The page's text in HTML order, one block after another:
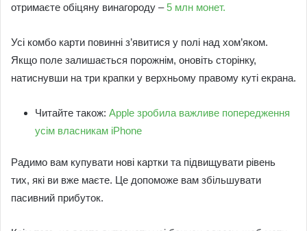
отримаєте обіцяну винагороду – 5 млн монет.
Усі комбо карти повинні з’явитися у полі над хом’яком.
Якщо поле залишається порожнім, оновіть сторінку,
натиснувши на три крапки у верхньому правому куті екрана.
Читайте також: Apple зробила важливе попередження
усім власникам iPhone
Радимо вам купувати нові картки та підвищувати рівень
тих, які ви вже маєте. Це допоможе вам збільшувати
пасивний прибуток.